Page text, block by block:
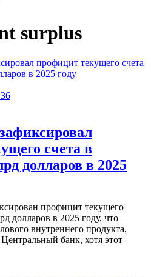
surplus
счета в
долларов в 2025
профицит текущего
долларов в 2025 году, что
внутреннего продукта,
банк, хотя этот